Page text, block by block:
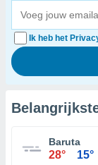
Ik heb het
Baruta
28° 15°